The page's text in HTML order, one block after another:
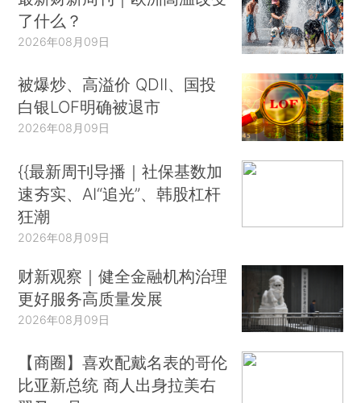
了什么？
2026年08月09日
被爆炒、高溢价 QDII、国投
白银LOF明确被退市
2026年08月09日
{{最新周刊导播｜社保基数加
速夯实、AI“追光”、韩股杠杆
狂潮
2026年08月09日
财新观察｜健全金融机构治理
更好服务高质量发展
2026年08月09日
【商圈】喜欢配戴名表的哥伦
比亚新总统 商人出身拉美右